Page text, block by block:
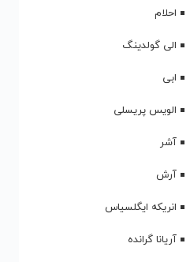
احلام
الی گولدینگ
ابی
الویس پریسلی
آشر
آرش
انریکه ایگلسیاس
آریانا گرانده